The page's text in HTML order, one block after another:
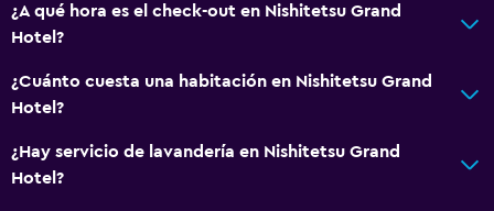
¿A qué hora es el check-out en Nishitetsu Grand
Hotel?
¿Cuánto cuesta una habitación en Nishitetsu Grand
Hotel?
¿Hay servicio de lavandería en Nishitetsu Grand
Hotel?